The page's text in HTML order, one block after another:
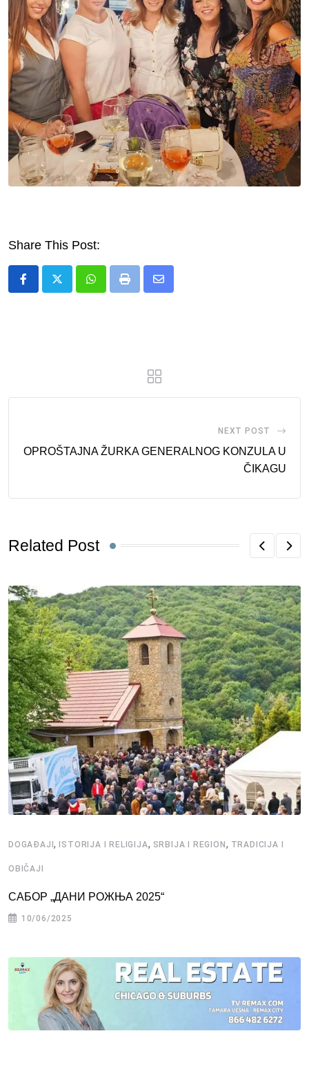
Share This Post:
WhatsappPrint
Share
NEXT POST
OPROŠTAJNA ŽURKA GENERALNOG KONZULA U
ČIKAGU
Related Post
DOGAĐAJI,ISTORIJA I RELIGIJA, SRBIJA I REGION, TRADICIJA I
OBIČAJI
САБОР „ДАНИ РОЖЊА 2025“
10/06/2025